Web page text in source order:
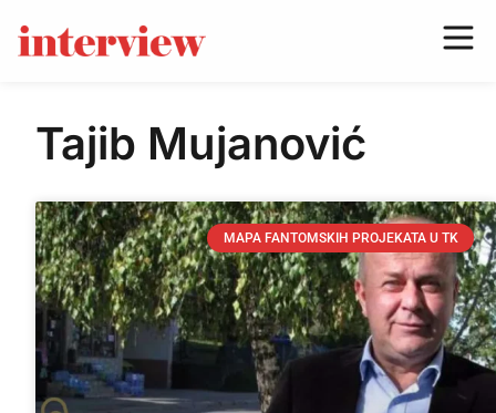
Tajib Mujanović
MAPA FANTOMSKIH PROJEKATA U TK